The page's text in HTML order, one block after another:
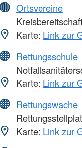
Ortsvereine
Karte: Link zur
Rettungsschule
Karte: Link zur
Rettungswache
Karte: Link zur